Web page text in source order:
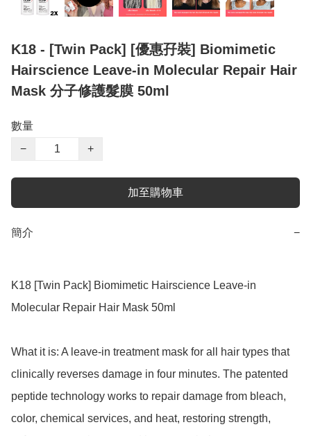
K18 - [Twin Pack] [優惠孖裝] Biomimetic
Hairscience Leave-in Molecular Repair Hair
Mask 分子修護髮膜 50ml
數量
−
+
加至購物車
簡介 −
K18 [Twin Pack] Biomimetic Hairscience Leave-in
Molecular Repair Hair Mask 50ml
What it is: A leave-in treatment mask for all hair types that
clinically reverses damage in four minutes. The patented
peptide technology works to repair damage from bleach,
color, chemical services, and heat, restoring strength,